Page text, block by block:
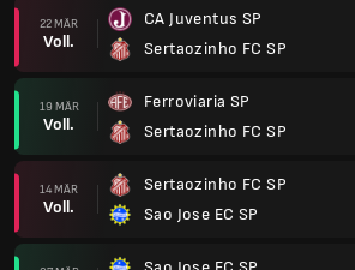
22 MÄR
Voll.
CA Juventus SP
Sertaozinho FC SP
19 MÄR
Voll.
Ferroviaria SP
Sertaozinho FC SP
14 MÄR
Voll.
Sertaozinho FC SP
Sao Jose EC SP